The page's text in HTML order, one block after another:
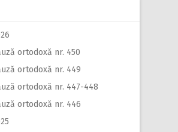
ortodoxă nr. 450
ortodoxă nr. 449
ortodoxă nr. 447-448
ortodoxă nr. 446